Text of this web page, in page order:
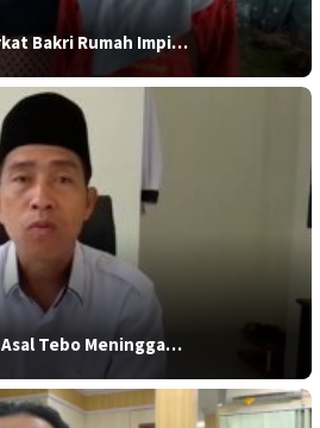
Bakri Rumah Impi…
Tebo Meningga…